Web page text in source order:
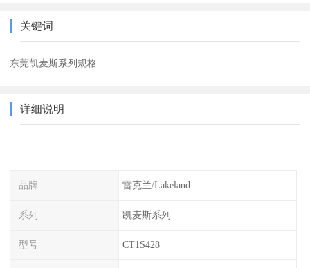
关键词
东莞凯麦斯系列规格
详细说明
品牌 雷克兰/Lakeland
系列 凯麦斯系列
型号 CT1S428